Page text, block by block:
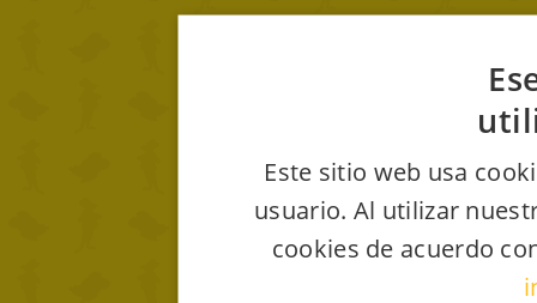
Este sitio web usa
usuario. Al utilizar
cookies de acuerdo